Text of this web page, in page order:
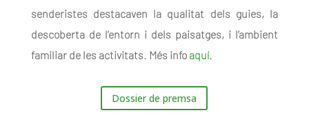
senderistes destacaven la qualitat dels guies, la
descoberta de l’entorn i dels paisatges, i l’ambient
familiar de les activitats. Més info aquí.
Dossier de premsa